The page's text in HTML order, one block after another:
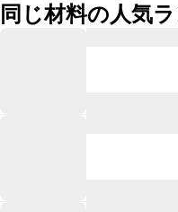
同じ材料の人気